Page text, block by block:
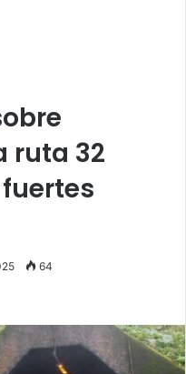
ruta 32
64